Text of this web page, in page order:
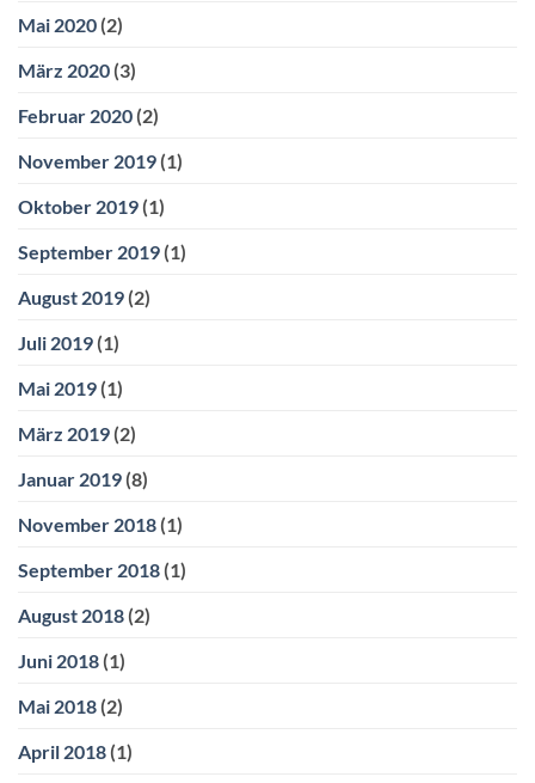
Mai 2020 (2)
März 2020 (3)
Februar 2020 (2)
November 2019 (1)
Oktober 2019 (1)
September 2019 (1)
August 2019 (2)
Juli 2019 (1)
Mai 2019 (1)
März 2019 (2)
Januar 2019 (8)
November 2018 (1)
September 2018 (1)
August 2018 (2)
Juni 2018 (1)
Mai 2018 (2)
April 2018 (1)